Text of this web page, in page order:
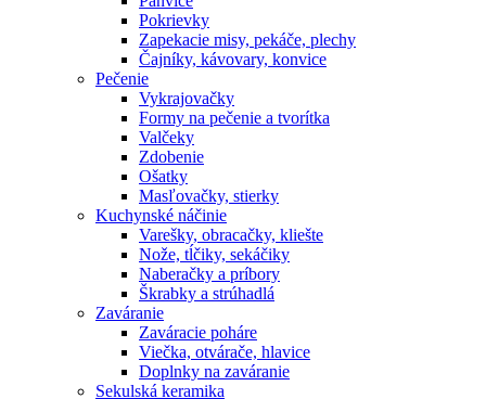
Pokrievky
Zapekacie misy, pekáče, plechy
Čajníky, kávovary, konvice
Pečenie
Vykrajovačky
Formy na pečenie a tvorítka
Valčeky
Zdobenie
Ošatky
Masľovačky, stierky
Kuchynské náčinie
Varešky, obracačky, kliešte
Nože, tĺčiky, sekáčiky
Naberačky a príbory
Škrabky a strúhadlá
Zaváranie
Zaváracie poháre
Viečka, otvárače, hlavice
Doplnky na zaváranie
Sekulská keramika